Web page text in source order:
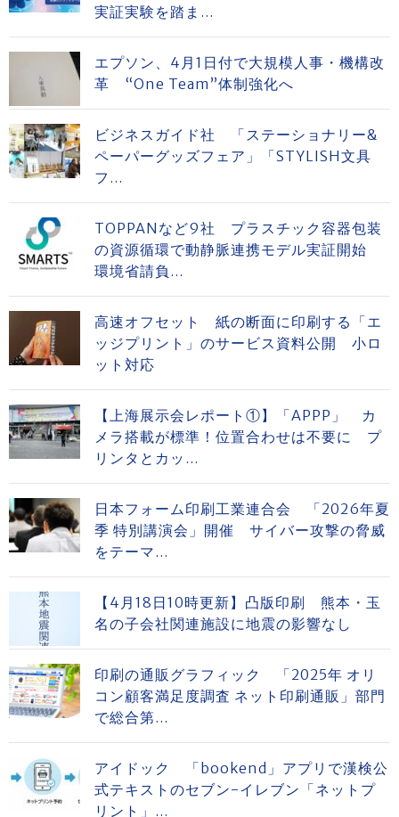
実証実験を踏ま...
エプソン、4月1日付で大規模人事・機構改
革 “One Team”体制強化へ
ビジネスガイド社 「ステーショナリー&
ペーパーグッズフェア」「STYLISH文具
フ...
TOPPANなど9社 プラスチック容器包装
の資源循環で動静脈連携モデル実証開始
環境省請負...
高速オフセット 紙の断面に印刷する「エ
ッジプリント」のサービス資料公開 小ロ
ット対応
【上海展示会レポート①】「APPP」 カ
メラ搭載が標準！位置合わせは不要に プ
リンタとカッ...
日本フォーム印刷工業連合会 「2026年夏
季 特別講演会」開催 サイバー攻撃の脅威
をテーマ...
【4月18日10時更新】凸版印刷 熊本・玉
名の子会社関連施設に地震の影響なし
印刷の通販グラフィック 「2025年 オリ
コン顧客満足度調査 ネット印刷通販」部門
で総合第...
アイドック 「bookend」アプリで漢検公
式テキストのセブン-イレブン「ネットプ
リント」...